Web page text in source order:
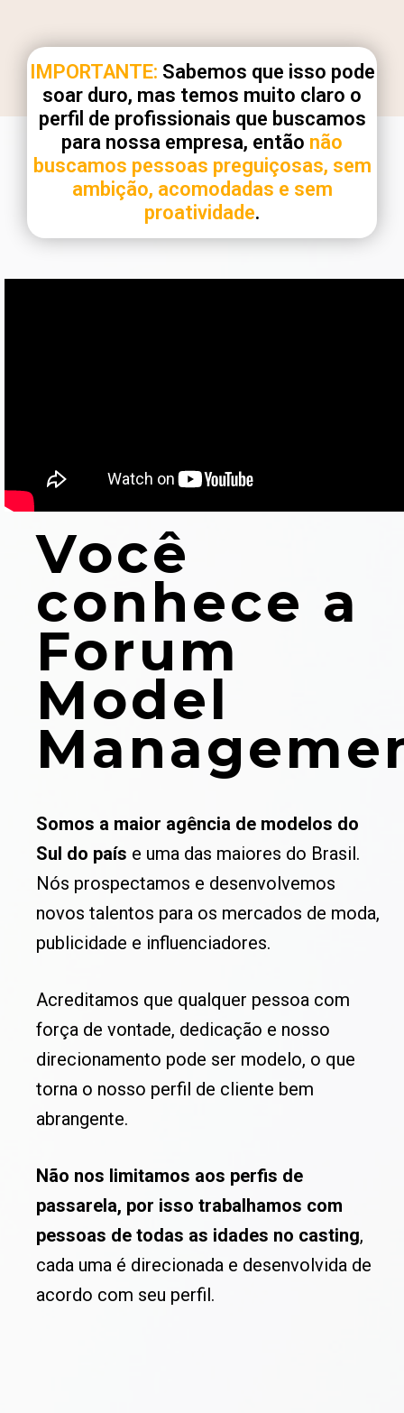
IMPORTANTE: Sabemos que isso pode
soar duro, mas temos muito claro o
perfil de profissionais que buscamos
para nossa empresa, então não
buscamos pessoas preguiçosas, sem
ambição, acomodadas e sem
proatividade.
Você
conhece a
Forum
Model
Somos a maior agência de modelos do
Sul do país e uma das maiores do Brasil.
Nós prospectamos e desenvolvemos
novos talentos para os mercados de moda,
publicidade e influenciadores.
Acreditamos que qualquer pessoa com
força de vontade, dedicação e nosso
direcionamento pode ser modelo, o que
torna o nosso perfil de cliente bem
abrangente.
Não nos limitamos aos perfis de
passarela, por isso trabalhamos com
pessoas de todas as idades no casting,
cada uma é direcionada e desenvolvida de
acordo com seu perfil.